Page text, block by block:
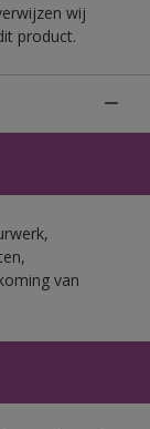
wij
product.
van